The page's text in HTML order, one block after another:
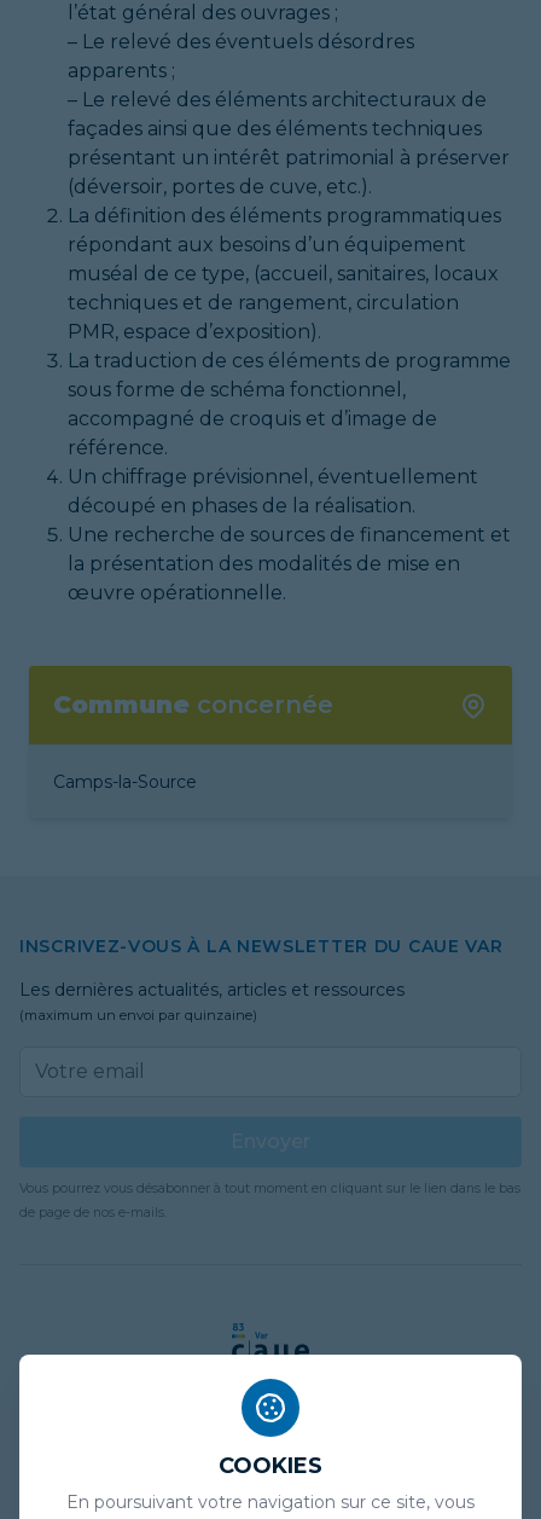
l’état général des ouvrages ;
– Le relevé des éventuels désordres
apparents ;
– Le relevé des éléments architecturaux de
façades ainsi que des éléments techniques
présentant un intérêt patrimonial à préserver
(déversoir, portes de cuve, etc.).
La définition des éléments programmatiques
répondant aux besoins d’un équipement
muséal de ce type, (accueil, sanitaires, locaux
techniques et de rangement, circulation
PMR, espace d’exposition).
La traduction de ces éléments de programme
sous forme de schéma fonctionnel,
accompagné de croquis et d’image de
référence.
Un chiffrage prévisionnel, éventuellement
découpé en phases de la réalisation.
Une recherche de sources de financement et
la présentation des modalités de mise en
œuvre opérationnelle.
Commune concernée
Camps-la-Source
INSCRIVEZ-VOUS À LA NEWSLETTER DU CAUE VAR
Les dernières actualités, articles et ressources
(maximum un envoi par quinzaine)
Vous pourrez vous désabonner à tout moment en cliquant sur le lien dans le bas
de page de nos e-mails.
COOKIES
En poursuivant votre navigation sur ce site, vous